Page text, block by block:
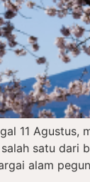
11 Agustus,
satu dari
alam